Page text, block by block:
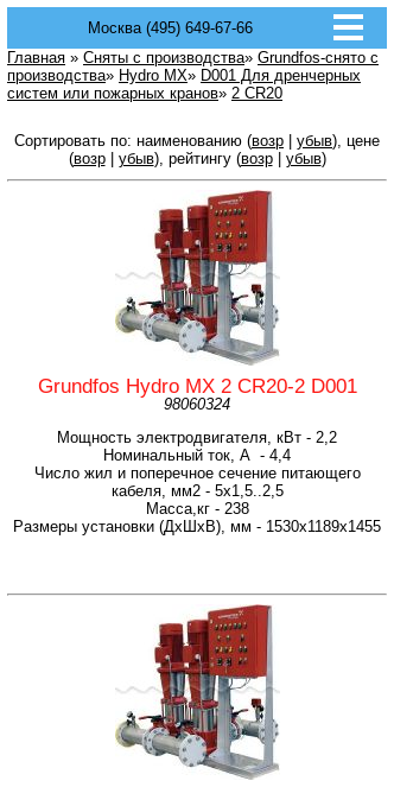
Москва (495) 649-67-66
Главная » Сняты с производства» Grundfos-снято с
производства» Hydro MX» D001 Для дренчерных
систем или пожарных кранов» 2 CR20
Сортировать по: наименованию (возр убыв), цене
(возр| убыв), рейтингу (возр| убыв)
Grundfos Hydro MX 2 CR20-2 D001
98060324
Мощность электродвигателя, кВт - 2,2
Номинальный ток, А - 4,4
Число жил и поперечное сечение питающего
кабеля, мм2 - 5х1,5..2,5
Масса,кг - 238
Размеры установки (ДхШхВ), мм - 1530х1189х1455